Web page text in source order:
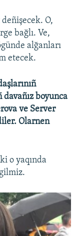
O,
bağlı. Ve,
alğanları
etecek.
davañız boyunca
ve Server
Olarnen
o yaqında